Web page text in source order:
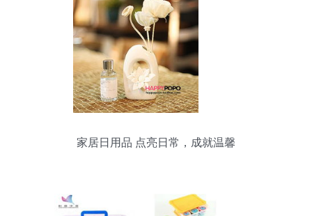
家居日用品 点亮日常，成就温馨